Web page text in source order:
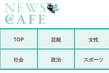
TOP 芸能 女性
社会 政治 スポーツ